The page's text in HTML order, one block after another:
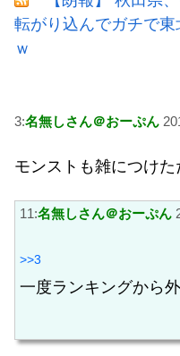
転がり込んでガチで
ｗ
3:名無しさん＠おーぷん
モンストも雑につけ
11:名無しさん＠おーぷん
>>3
一度ランキングから